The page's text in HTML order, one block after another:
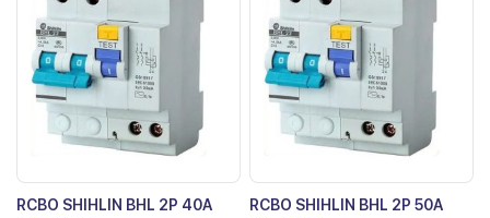
RCBO SHIHLIN BHL 2P 40A
RCBO SHIHLIN BHL 2P 50A